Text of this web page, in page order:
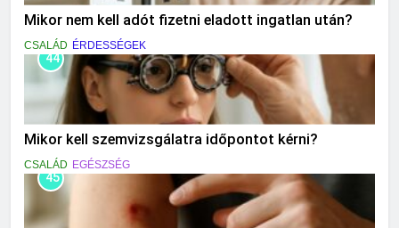
Mikor nem kell adót fizetni eladott ingatlan után?
CSALÁD ÉRDESSÉGEK
44
Mikor kell szemvizsgálatra időpontot kérni?
CSALÁD EGÉSZSÉG
45